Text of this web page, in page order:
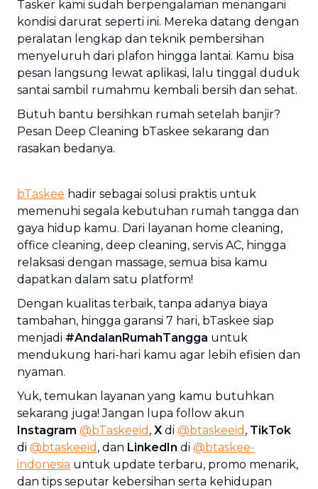
Tasker kami sudah berpengalaman menangani
kondisi darurat seperti ini. Mereka datang dengan
peralatan lengkap dan teknik pembersihan
menyeluruh dari plafon hingga lantai. Kamu bisa
pesan langsung lewat aplikasi, lalu tinggal duduk
santai sambil rumahmu kembali bersih dan sehat.
Butuh bantu bersihkan rumah setelah banjir?
Pesan Deep Cleaning bTaskee sekarang dan
rasakan bedanya.
bTaskee hadir sebagai solusi praktis untuk
memenuhi segala kebutuhan rumah tangga dan
gaya hidup kamu. Dari layanan home cleaning,
office cleaning, deep cleaning, servis AC, hingga
relaksasi dengan massage, semua bisa kamu
dapatkan dalam satu platform!
Dengan kualitas terbaik, tanpa adanya biaya
tambahan, hingga garansi 7 hari, bTaskee siap
menjadi #AndalanRumahTangga untuk
mendukung hari-hari kamu agar lebih efisien dan
nyaman.
Yuk, temukan layanan yang kamu butuhkan
sekarang juga! Jangan lupa follow akun
Instagram @bTaskeeid , X di @btaskeeid , TikTok
di @btaskeeid , dan LinkedIn di @btaskee-
indonesia untuk update terbaru, promo menarik,
dan tips seputar kebersihan serta kehidupan